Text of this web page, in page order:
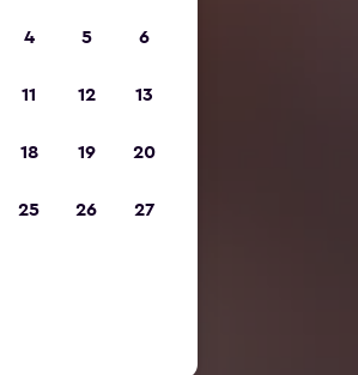
4 5 6
11 12 13
18 19 20
25 26 27